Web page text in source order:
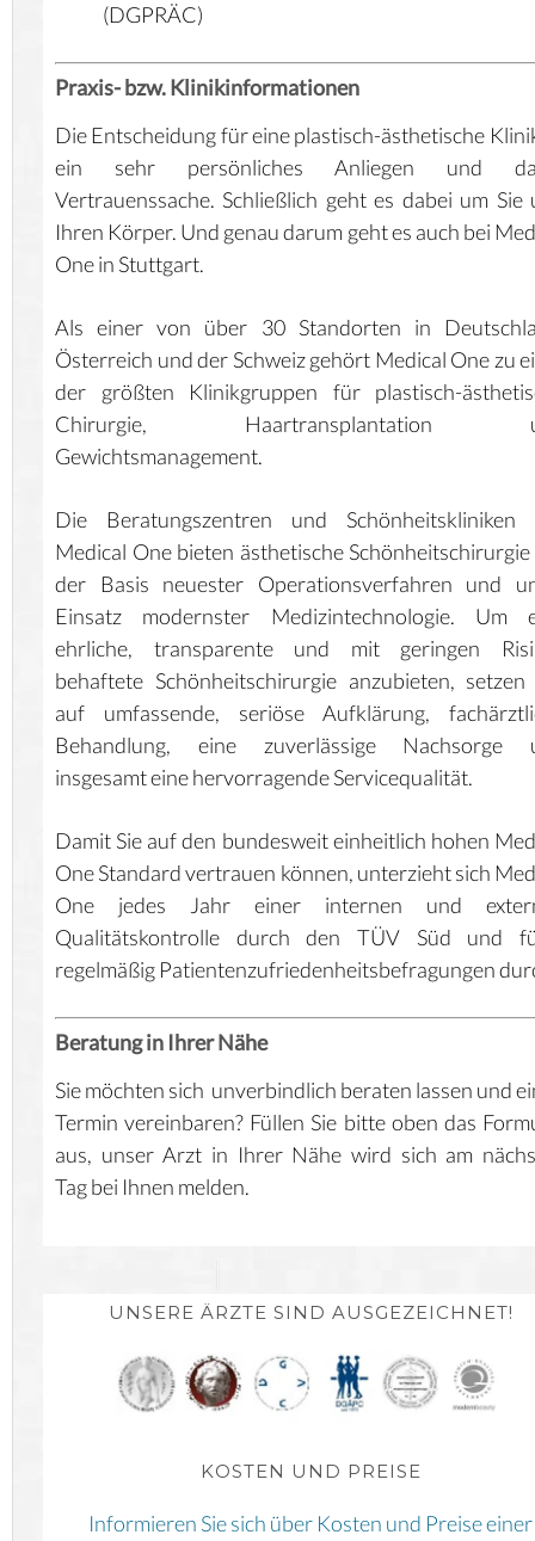
(DGPRÄC)
Praxis- bzw. Klinikinformationen
Die Entscheidung für eine plastisch-ästhetische
ein sehr persönliches Anliegen und
Vertrauenssache. Schließlich geht es dabei um Sie
Ihren Körper. Und genau darum geht es auch bei
One in Stuttgart.
Als einer von über 30 Standorten in
Österreich und der Schweiz gehört Medical One zu
der größten Klinikgruppen für plastisch-
Chirurgie, Haartransplantation
Gewichtsmanagement.
Die Beratungszentren und Schönheitskliniken
Medical One bieten ästhetische
der Basis neuester Operationsverfahren und
Einsatz modernster Medizintechnologie. Um
ehrliche, transparente und mit geringen
behaftete Schönheitschirurgie anzubieten,
auf umfassende, seriöse Aufklärung,
Behandlung, eine zuverlässige Nachsorge
insgesamt eine hervorragende Servicequalität.
Damit Sie auf den bundesweit einheitlich hohen
One Standard vertrauen können, unterzieht sich
One jedes Jahr einer internen und
Qualitätskontrolle durch den TÜV Süd und
regelmäßig Patientenzufriedenheitsbefragungen
Beratung in Ihrer Nähe
Sie möchten sich unverbindlich beraten lassen und
Termin vereinbaren? Füllen Sie bitte oben das
aus, unser Arzt in Ihrer Nähe wird sich am
Tag bei Ihnen melden.
UNSERE ÄRZTE SIND AUSGEZEICHNET!
KOSTEN UND PREISE
Informieren Sie sich über Kosten und Preise einer